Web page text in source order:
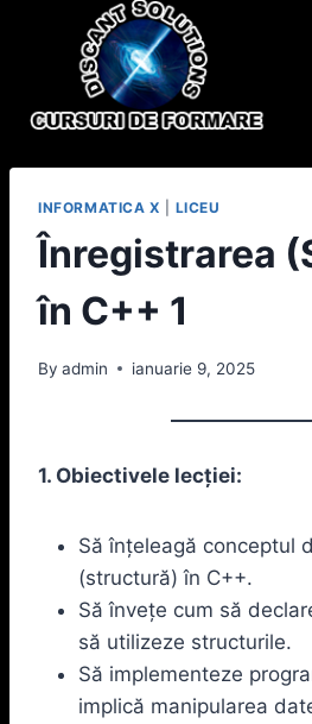
INFORMATICA X LICEU
Înregistrarea
în C++ 1
By admin ianuarie 9, 2025
1. Obiectivele lecției:
Să înțeleagă conceptul
(structură) în C++.
Să învețe cum să
să utilizeze structurile.
Să implementeze
implică manipularea